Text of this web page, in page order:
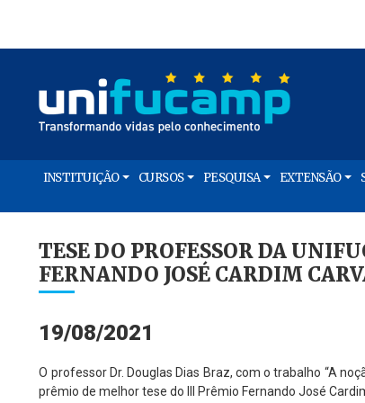
INSTITUIÇÃO CURSOS PESQUISA EXTENSÃO
TESE DO PROFESSOR DA
FERNANDO JOSÉ CARDIM
19/08/2021
O professor Dr. Douglas Dias Braz, com o trabalho “A
prêmio de melhor tese do III Prêmio Fernando José